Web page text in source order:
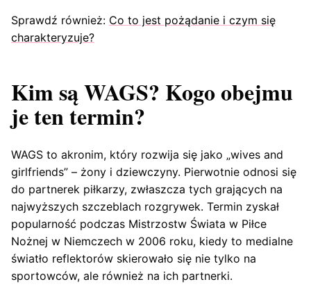
Sprawdź również: Co to jest pożądanie i czym się
charakteryzuje?
Kim są WAGS? Kogo obejmu
je ten termin?
WAGS to akronim, który rozwija się jako „wives and
girlfriends” – żony i dziewczyny. Pierwotnie odnosi się
do partnerek piłkarzy, zwłaszcza tych grających na
najwyższych szczeblach rozgrywek. Termin zyskał
popularność podczas Mistrzostw Świata w Piłce
Nożnej w Niemczech w 2006 roku, kiedy to medialne
światło reflektorów skierowało się nie tylko na
sportowców, ale również na ich partnerki.